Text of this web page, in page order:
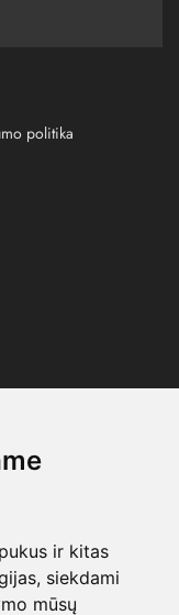
ir kitas
siekdami
mūsų
politika